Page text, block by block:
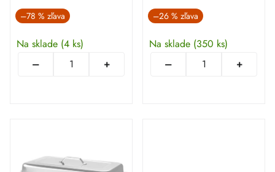
–78 %
Na sklade (4 ks)
–26 %
Na sklade (350 ks)